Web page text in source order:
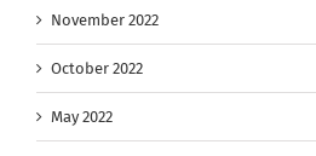
November 2022
October 2022
May 2022